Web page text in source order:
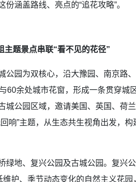
涵盖路线、亮点的“追花攻略”。
题景点串联“看不见的花径”
公园为双核心，沿大豫园、南京路
60余处城市花窗，形成一条贯穿城
城公园区域，邀请美国、英国、荷
响”主题，从生态共生视角出发，
绿地、复兴公园及古城公园。复兴
维护、季节动态变化的自然主义花